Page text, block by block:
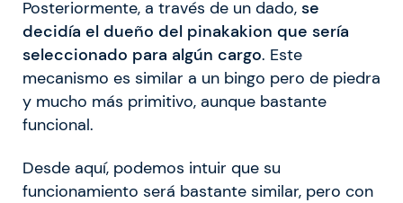
Posteriormente, a través de un dado, se
decidía el dueño del pinakakion que sería
seleccionado para algún cargo. Este
mecanismo es similar a un bingo pero de piedra
y mucho más primitivo, aunque bastante
funcional.
Desde aquí, podemos intuir que su
funcionamiento será bastante similar, pero con